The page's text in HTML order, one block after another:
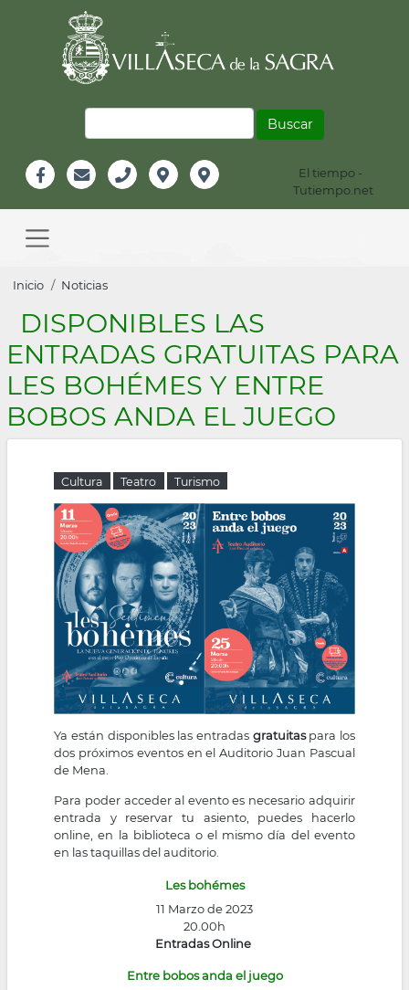
Información
Header
El tiempo -
Tutiempo.net
navigation
Sobrescribir
enlaces
de
ayuda
a
la
navegación
Inicio Noticias
DISPONIBLES LAS
ENTRADAS GRATUITAS PARA
LES BOHÉMES Y ENTRE
BOBOS ANDA EL JUEGO
Cultura Teatro Turismo
Ya están disponibles las entradas gratuitaspara los
dos próximos eventos en el Auditorio Juan Pascual
de Mena.
Para poder acceder al evento es necesario adquirir
entrada y reservar tu asiento, puedes hacerlo
online, en la biblioteca o el mismo día del evento
en las taquillas del auditorio.
Les bohémes
11 Marzo de 2023
20.00h
Entradas Online
Entre bobos anda el juego